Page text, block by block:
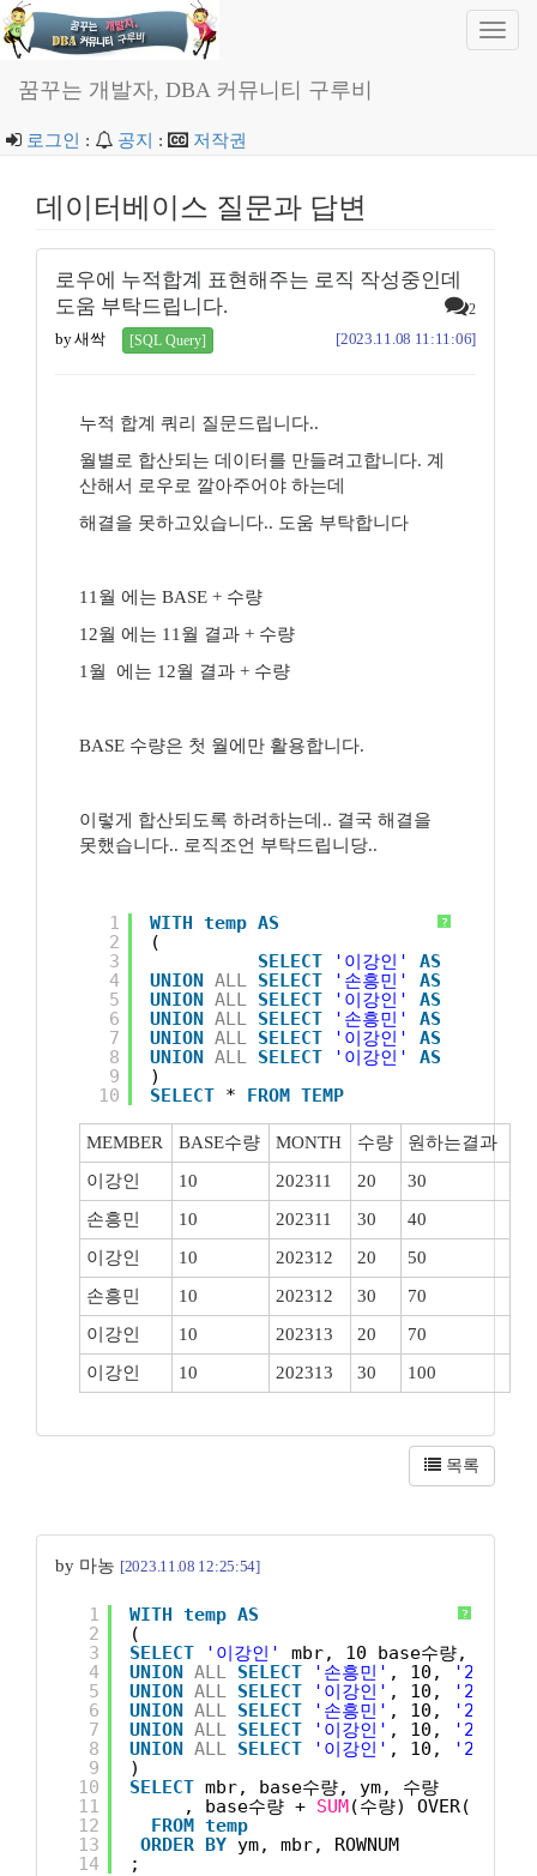
꿈꾸는 개발자, DBA 커뮤니티 구루비
로그인 : 공지 : 저작권
데이터베이스 질문과 답변
로우에 누적합계 표현해주는 로직 작성중인데
도움 부탁드립니다.
2
by 새싹 [SQL Query] [2023.11.08 11:11:06]
누적 합계 쿼리 질문드립니다..
월별로 합산되는 데이터를 만들려고합니다. 계
산해서 로우로 깔아주어야 하는데
해결을 못하고있습니다.. 도움 부탁합니다
11월 에는 BASE + 수량
12월 에는 11월 결과 + 수량
1월 에는 12월 결과 + 수량
BASE 수량은 첫 월에만 활용합니다.
이렇게 합산되도록 하려하는데.. 결국 해결을
못했습니다.. 로직조언 부탁드립니당..
?
1
2
3
4
5
6
7
8
9
10
WITH temp AS
(
SELECT
'이강인' AS
UNION ALL SELECT '손흥민' AS
UNION ALL SELECT '이강인' AS
UNION ALL SELECT '손흥민' AS
UNION ALL SELECT '이강인' AS
UNION ALL SELECT '이강인' AS
)
SELECT * FROM TEMP
MEMBER BASE수량 MONTH 수량
원하는결과
이강인
10 202311 20
30
손흥민
10 202311 30
40
이강인
10 202312 20
50
손흥민
10 202312 30
70
이강인
10 202313 20
70
이강인
10 202313 30 100
목록
by 마농 [2023.11.08 12:25:54]
?
1
2
3
4
5
6
7
8
9
10
11
12
13
14
WITH temp AS
(
SELECT
'이강인' mbr, 10 base수량,
UNION ALL SELECT '손흥민' , 10,
UNION ALL SELECT '이강인' , 10,
UNION ALL SELECT '손흥민' , 10,
UNION ALL SELECT '이강인' , 10,
UNION ALL SELECT '이강인' , 10,
)
SELECT mbr, base수량, ym, 수량
, base수량 + SUM(수량)
FROM temp
ORDER BY ym, mbr, ROWNUM
;